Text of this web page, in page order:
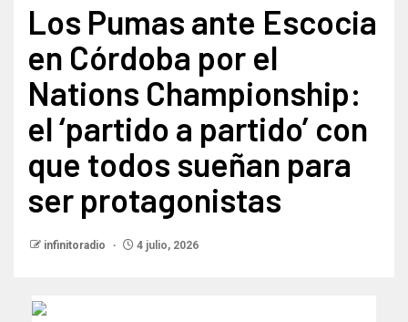
Los Pumas ante Escocia
en Córdoba por el
Nations Championship:
el ‘partido a partido’ con
que todos sueñan para
ser protagonistas
infinitoradio 4 julio, 2026